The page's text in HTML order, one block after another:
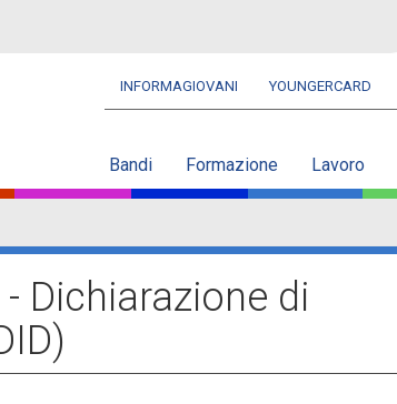
Navbar
INFORMAGIOVANI YOUNGERCARD
Bandi Formazione Lavoro
Dichiarazione di